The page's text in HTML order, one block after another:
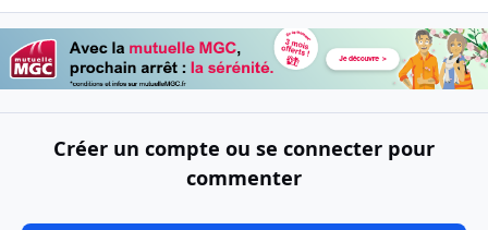
Créer un compte ou se connecter pour
commenter